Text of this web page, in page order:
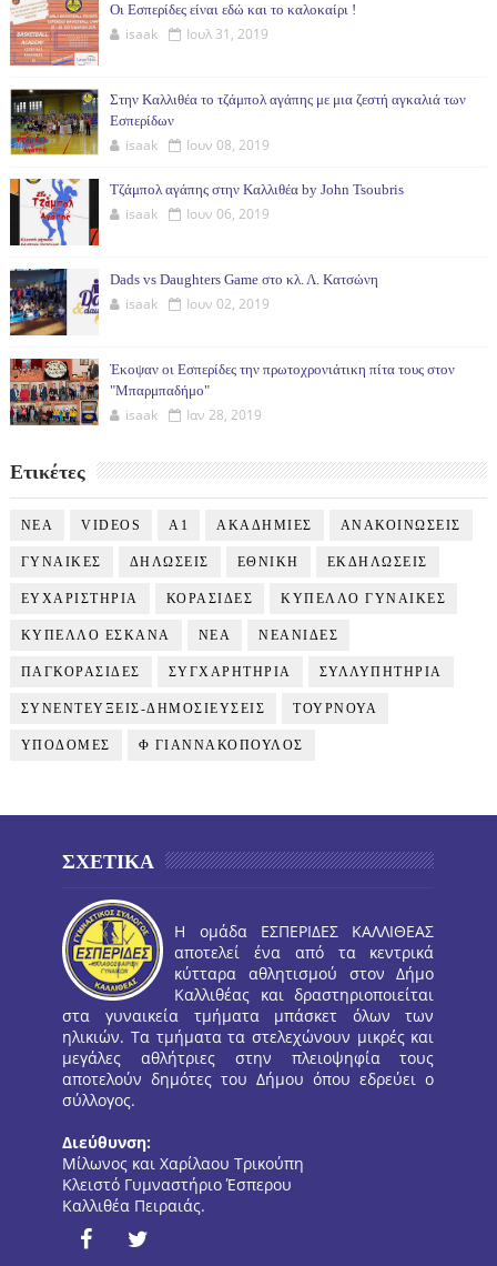
Οι Εσπερίδες είναι εδώ και το καλοκαίρι !
isaak Ιουλ 31, 2019
Στην Καλλιθέα το τζάμπολ αγάπης με μια ζεστή αγκαλιά των
Εσπερίδων
isaak Ιουν 08, 2019
Τζάμπολ αγάπης στην Καλλιθέα by John Tsoubris
isaak Ιουν 06, 2019
Dads vs Daughters Game στο κλ. Λ. Κατσώνη
isaak Ιουν 02, 2019
Έκοψαν οι Εσπερίδες την πρωτοχρονιάτικη πίτα τους στον
"Μπαρμπαδήμο"
isaak Ιαν 28, 2019
Ετικέτες
NEA VIDEOS Α1 ΑΚΑΔΗΜΙΕΣ ΑΝΑΚΟΙΝΩΣΕΙΣ
ΓΥΝΑΙΚΕΣ ΔΗΛΩΣΕΙΣ ΕΘΝΙΚΗ ΕΚΔΗΛΩΣΕΙΣ
ΕΥΧΑΡΙΣΤΗΡΙΑ ΚΟΡΑΣΙΔΕΣ ΚΥΠΕΛΛΟ ΓΥΝΑΙΚΕΣ
ΚΥΠΕΛΛΟ ΕΣΚΑΝΑ ΝΕΑ ΝΕΑΝΙΔΕΣ
ΠΑΓΚΟΡΑΣΙΔΕΣ ΣΥΓΧΑΡΗΤΗΡΙΑ ΣΥΛΛΥΠΗΤΗΡΙΑ
ΣΥΝΕΝΤΕΥΞΕΙΣ-ΔΗΜΟΣΙΕΥΣΕΙΣ ΤΟΥΡΝΟΥΑ
ΥΠΟΔΟΜΕΣ Φ ΓΙΑΝΝΑΚΟΠΟΥΛΟΣ
ΣΧΕΤΙΚΑ
Η ομάδα ΕΣΠΕΡΙΔΕΣ ΚΑΛΛΙΘΕΑΣ
αποτελεί ένα από τα κεντρικά
κύτταρα αθλητισμού στον Δήμο
Καλλιθέας και δραστηριοποιείται
στα γυναικεία τμήματα μπάσκετ όλων των
ηλικιών. Τα τμήματα τα στελεχώνουν μικρές και
μεγάλες αθλήτριες στην πλειοψηφία τους
αποτελούν δημότες του Δήμου όπου εδρεύει ο
σύλλογος.
Διεύθυνση:
Μίλωνος και Χαρίλαου Τρικούπη
Κλειστό Γυμναστήριο Έσπερου
Καλλιθέα Πειραιάς.